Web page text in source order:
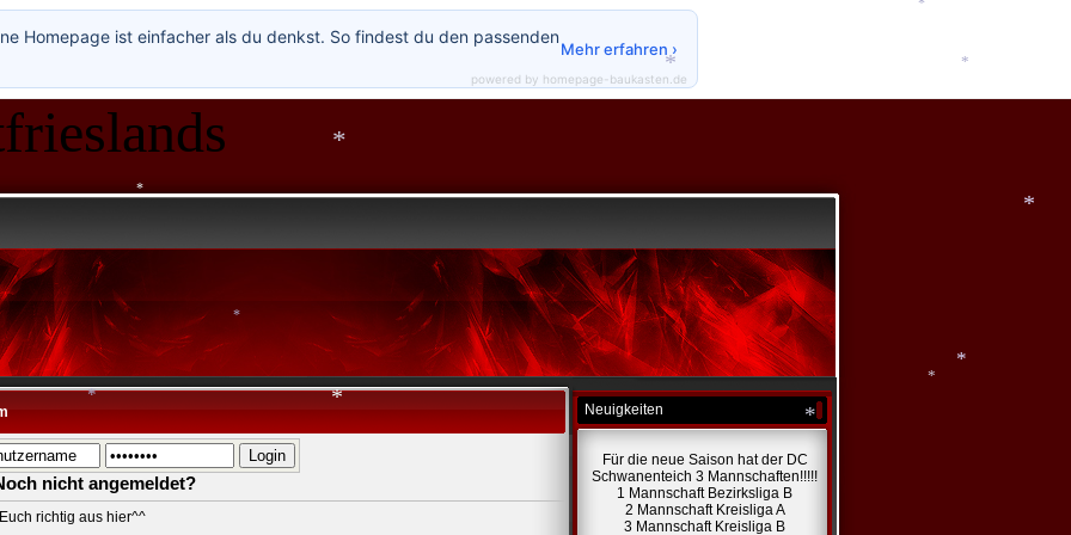
nicht angemeldet?
richtig aus hier^^
Neuigkeiten
Für die neue Saison hat der DC
Schwanenteich 3 Mannschaften!!!!!
1 Mannschaft Bezirksliga B
2 Mannschaft Kreisliga A
3 Mannschaft Kreisliga B
Homepage ist einfacher als du denkst. So findest du den passenden
Mehr erfahren ›
powered by homepage-baukasten.de
*
*
*
*
*